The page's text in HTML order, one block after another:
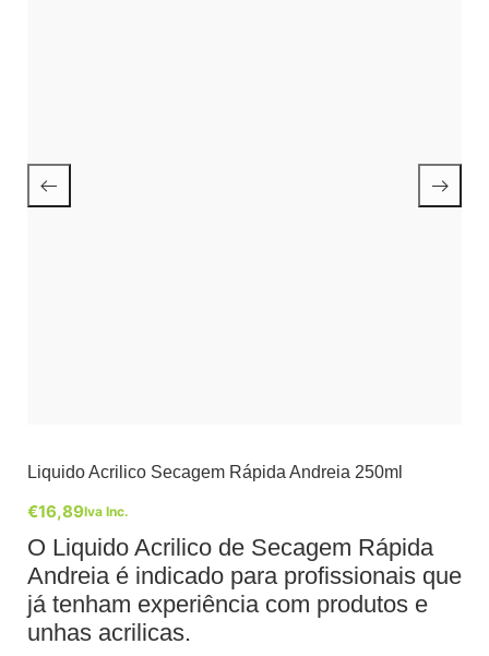
Liquido Acrilico Secagem Rápida Andreia 250ml
€16,89Iva Inc.
O Liquido Acrilico de Secagem Rápida
Andreia é indicado para profissionais que
já tenham experiência com produtos e
unhas acrilicas.